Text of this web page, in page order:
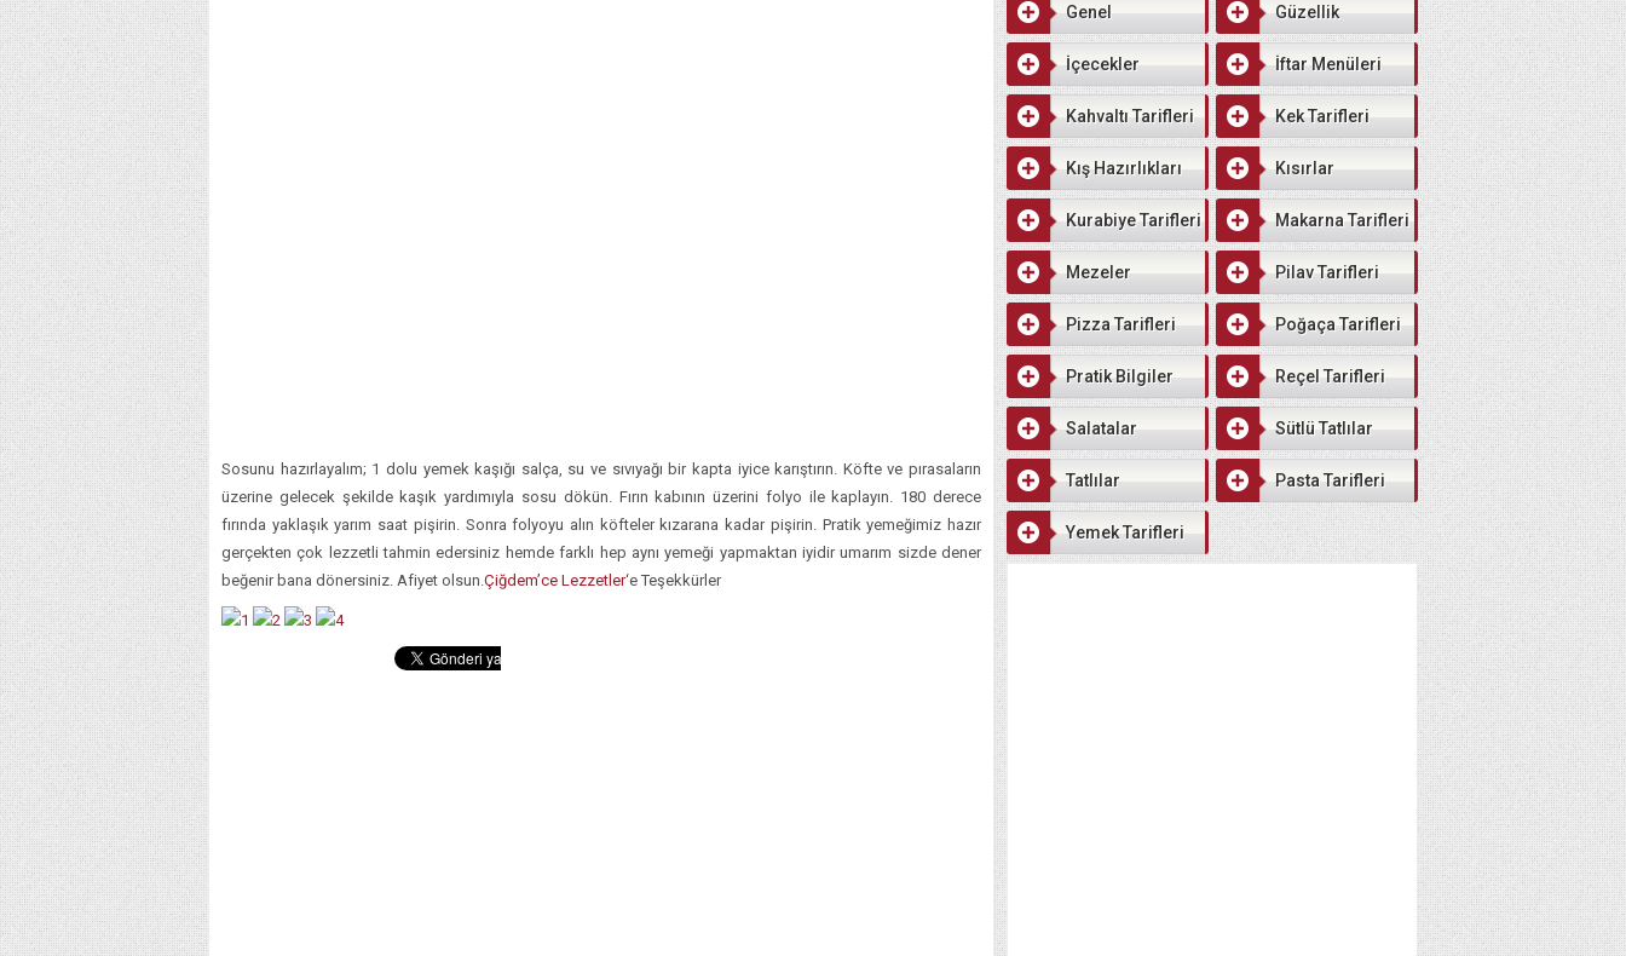
Sosunu hazırlayalım; 1 dolu yemek kaşığı salça, su ve sıvıyağı bir kapta iyice karıştırın. Köfte ve pırasaların
üzerine gelecek şekilde kaşık yardımıyla sosu dökün. Fırın kabının üzerini folyo ile kaplayın. 180 derece
fırında yaklaşık yarım saat pişirin. Sonra folyoyu alın köfteler kızarana kadar pişirin. Pratik yemeğimiz hazır
gerçekten çok lezzetli tahmin edersiniz hemde farklı hep aynı yemeği yapmaktan iyidir umarım sizde dener
beğenir bana dönersiniz. Afiyet olsun. Çiğdem’ce Lezzetler‘e Teşekkürler
Genel Güzellik
İçecekler İftar Menüleri
Kahvaltı Tarifleri Kek Tarifleri
Kış Hazırlıkları Kısırlar
Kurabiye Tarifleri Makarna Tarifleri
Mezeler Pilav Tarifleri
Pizza Tarifleri Poğaça Tarifleri
Pratik Bilgiler Reçel Tarifleri
Salatalar Sütlü Tatlılar
Tatlılar Pasta Tarifleri
Yemek Tarifleri